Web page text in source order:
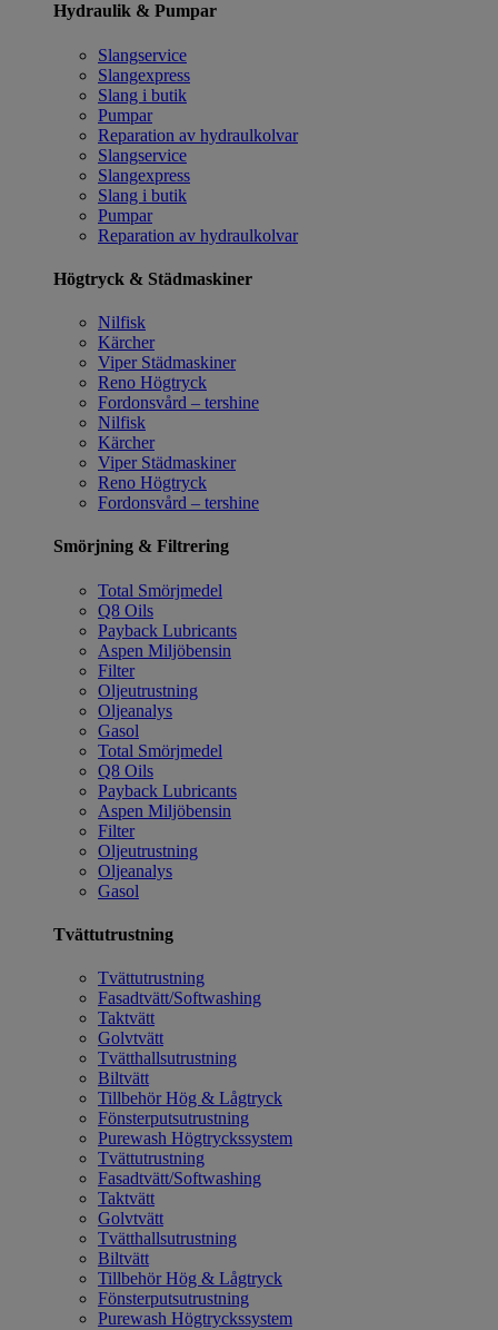
Hydraulik & Pumpar
Slangservice
Slangexpress
Slang i butik
Pumpar
Reparation av hydraulkolvar
Slangservice
Slangexpress
Slang i butik
Pumpar
Reparation av hydraulkolvar
Högtryck & Städmaskiner
Nilfisk
Kärcher
Viper Städmaskiner
Reno Högtryck
Fordonsvård – tershine
Nilfisk
Kärcher
Viper Städmaskiner
Reno Högtryck
Fordonsvård – tershine
Smörjning & Filtrering
Total Smörjmedel
Q8 Oils
Payback Lubricants
Aspen Miljöbensin
Filter
Oljeutrustning
Oljeanalys
Gasol
Total Smörjmedel
Q8 Oils
Payback Lubricants
Aspen Miljöbensin
Filter
Oljeutrustning
Oljeanalys
Gasol
Tvättutrustning
Tvättutrustning
Fasadtvätt/Softwashing
Taktvätt
Golvtvätt
Tvätthallsutrustning
Biltvätt
Tillbehör Hög & Lågtryck
Fönsterputsutrustning
Purewash Högtryckssystem
Tvättutrustning
Fasadtvätt/Softwashing
Taktvätt
Golvtvätt
Tvätthallsutrustning
Biltvätt
Tillbehör Hög & Lågtryck
Fönsterputsutrustning
Purewash Högtryckssystem